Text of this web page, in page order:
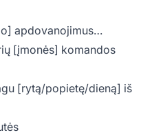
apdovanojimus…
[įmonės] komandos
[rytą/popietę/dieną] iš